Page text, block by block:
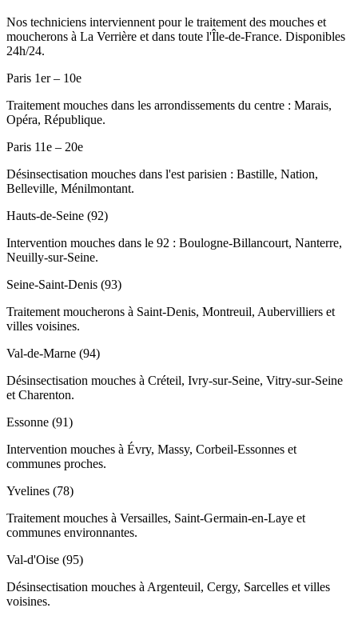
Nos techniciens interviennent pour le traitement des mouches et
moucherons à La Verrière et dans toute l'Île-de-France. Disponibles
24h/24.
Paris 1er – 10e
Traitement mouches dans les arrondissements du centre : Marais,
Opéra, République.
Paris 11e – 20e
Désinsectisation mouches dans l'est parisien : Bastille, Nation,
Belleville, Ménilmontant.
Hauts-de-Seine (92)
Intervention mouches dans le 92 : Boulogne-Billancourt, Nanterre,
Neuilly-sur-Seine.
Seine-Saint-Denis (93)
Traitement moucherons à Saint-Denis, Montreuil, Aubervilliers et
villes voisines.
Val-de-Marne (94)
Désinsectisation mouches à Créteil, Ivry-sur-Seine, Vitry-sur-Seine
et Charenton.
Essonne (91)
Intervention mouches à Évry, Massy, Corbeil-Essonnes et
communes proches.
Yvelines (78)
Traitement mouches à Versailles, Saint-Germain-en-Laye et
communes environnantes.
Val-d'Oise (95)
Désinsectisation mouches à Argenteuil, Cergy, Sarcelles et villes
voisines.